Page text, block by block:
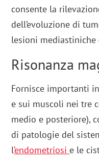
consente la
dell’evoluzione di
lesioni mediastiniche
Risonanza
Fornisce importanti
e sui muscoli nei tre
medio e posteriore),
di patologie del
l’endometriosi e le